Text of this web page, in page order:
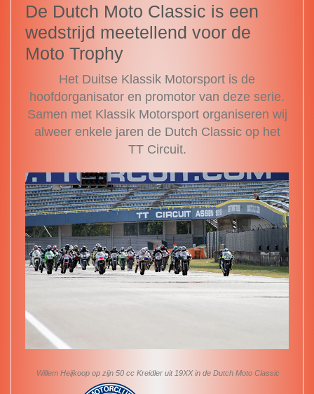
De Dutch Moto Classic is een
wedstrijd meetellend voor de
Moto Trophy
Het Duitse Klassik Motorsport is de
hoofdorganisator en promotor van deze serie.
Samen met Klassik Motorsport organiseren wij
alweer enkele jaren de Dutch Classic op het
TT Circuit.
Willem Heijkoop op zijn 50 cc Kreidler uit 19XX in de Dutch Moto Classic